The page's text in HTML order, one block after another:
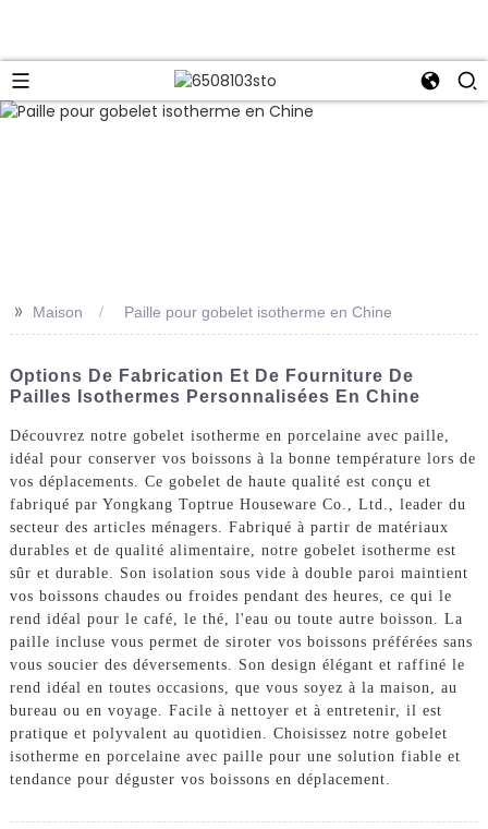
>> Maison Paille pour gobelet isotherme en Chine
Options De Fabrication Et De Fourniture De
Pailles Isothermes Personnalisées En Chine
Découvrez notre gobelet isotherme en porcelaine avec paille,
idéal pour conserver vos boissons à la bonne température lors de
vos déplacements. Ce gobelet de haute qualité est conçu et
fabriqué par Yongkang Toptrue Houseware Co., Ltd., leader du
secteur des articles ménagers. Fabriqué à partir de matériaux
durables et de qualité alimentaire, notre gobelet isotherme est
sûr et durable. Son isolation sous vide à double paroi maintient
vos boissons chaudes ou froides pendant des heures, ce qui le
rend idéal pour le café, le thé, l'eau ou toute autre boisson. La
paille incluse vous permet de siroter vos boissons préférées sans
vous soucier des déversements. Son design élégant et raffiné le
rend idéal en toutes occasions, que vous soyez à la maison, au
bureau ou en voyage. Facile à nettoyer et à entretenir, il est
pratique et polyvalent au quotidien. Choisissez notre gobelet
isotherme en porcelaine avec paille pour une solution fiable et
tendance pour déguster vos boissons en déplacement.